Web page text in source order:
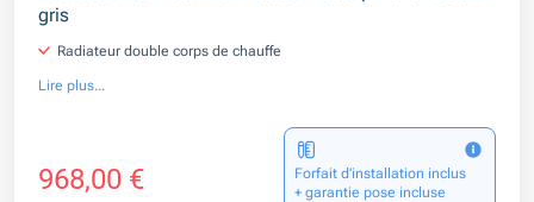
gris
Radiateur double corps de chauffe
Lire plus...
968,00 €
Forfait d’installation inclus
+ garantie pose incluse